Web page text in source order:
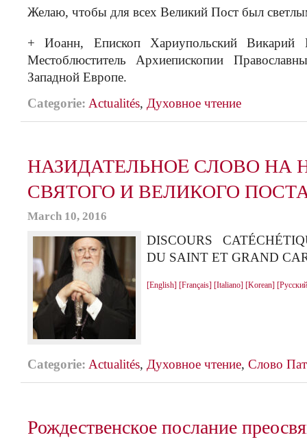
Желаю, чтобы для всех Великий Пост был
+ Иоанн, Епископ Хариупольский Викарий
Местоблюститель Архиепископии
Западной Европе.
Categorie: Actualités, Духовное чтение
НАЗИДАТЕЛЬНОE СЛОВО НА
СВЯТОГО И ВЕЛИКОГО ПОСТА
March 10, 2016
DISCOURS
DU SAINT ET GRAND
[English] [Français] [Italiano] [Korean]
Categorie: Actualités, Духовное чтение, Слово
Рождественское послание